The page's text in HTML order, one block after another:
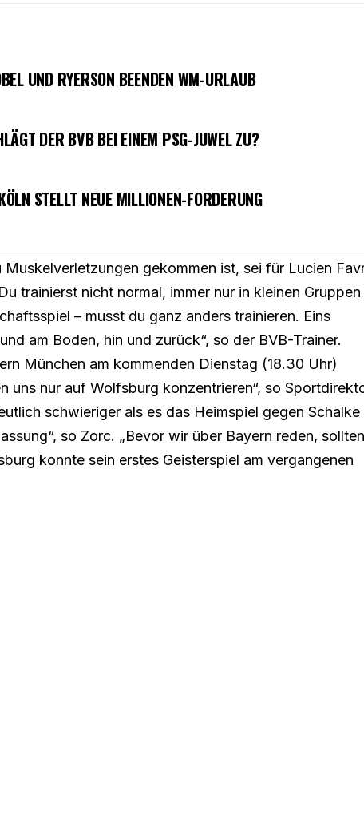
UND RYERSON BEENDEN WM-URLAUB
DER BVB BEI EINEM PSG-JUWEL ZU?
STELLT NEUE MILLIONEN-FORDERUNG
gekommen ist, sei für Lucien
trainierst nicht normal, immer nur in kleinen Gruppen
– musst du ganz anders trainieren. Eins
am Boden, hin und zurück“, so der BVB-Trainer.
München am kommenden Dienstag (18.30 Uhr)
uns nur auf Wolfsburg konzentrieren“, so
schwieriger als es das Heimspiel gegen Schalke
so Zorc. „Bevor wir über Bayern reden, sollten
konnte sein erstes Geisterspiel am vergangenen